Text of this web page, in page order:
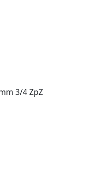
3/4 ZpZ